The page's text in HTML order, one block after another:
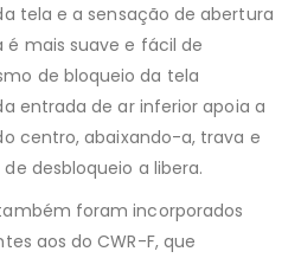
tela e a sensação de abertura
mais suave e fácil de
de bloqueio da tela
entrada de ar inferior apoia a
centro, abaixando-a, trava e
desbloqueio a libera.
foram incorporados
aos do CWR-F, que